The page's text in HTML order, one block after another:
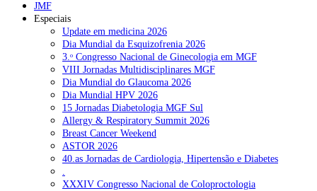
JMF
Especiais
Update em medicina 2026
Dia Mundial da Esquizofrenia 2026
3.ᵒ Congresso Nacional de Ginecologia em MGF
VIII Jornadas Multidisciplinares MGF
Dia Mundial do Glaucoma 2026
Dia Mundial HPV 2026
15 Jornadas Diabetologia MGF Sul
Allergy & Respiratory Summit 2026
Breast Cancer Weekend
ASTOR 2026
40.as Jornadas de Cardiologia, Hipertensão e Diabetes
.
XXXIV Congresso Nacional de Coloproctologia